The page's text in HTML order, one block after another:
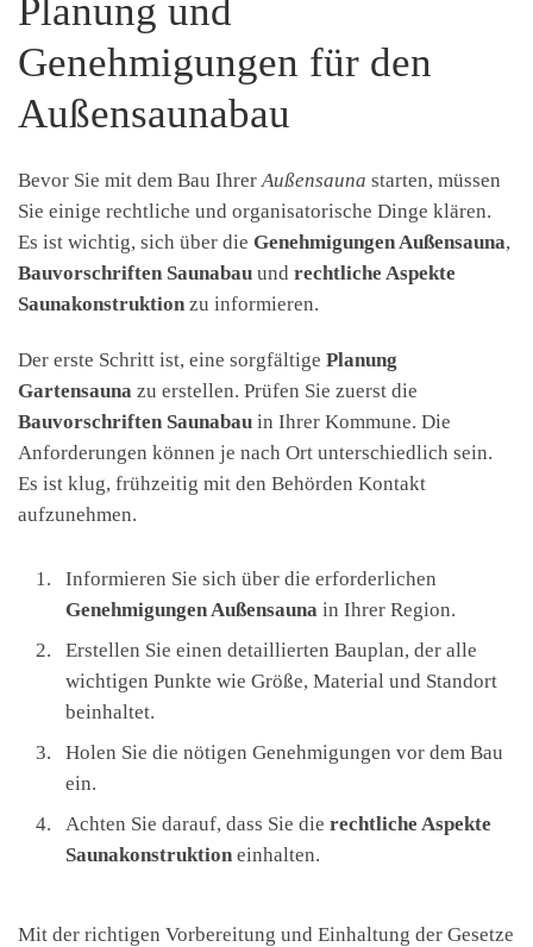
Planung und
Genehmigungen für den
Außensaunabau
Bevor Sie mit dem Bau Ihrer Außensauna starten, müssen
Sie einige rechtliche und organisatorische Dinge klären.
Es ist wichtig, sich über die Genehmigungen Außensauna,
Bauvorschriften Saunabau und rechtliche Aspekte
Saunakonstruktion zu informieren.
Der erste Schritt ist, eine sorgfältige Planung
Gartensauna zu erstellen. Prüfen Sie zuerst die
Bauvorschriften Saunabau in Ihrer Kommune. Die
Anforderungen können je nach Ort unterschiedlich sein.
Es ist klug, frühzeitig mit den Behörden Kontakt
aufzunehmen.
Informieren Sie sich über die erforderlichen
Genehmigungen Außensauna in Ihrer Region.
Erstellen Sie einen detaillierten Bauplan, der alle
wichtigen Punkte wie Größe, Material und Standort
beinhaltet.
Holen Sie die nötigen Genehmigungen vor dem Bau
ein.
Achten Sie darauf, dass Sie die rechtliche Aspekte
Saunakonstruktion einhalten.
Mit der richtigen Vorbereitung und Einhaltung der Gesetze